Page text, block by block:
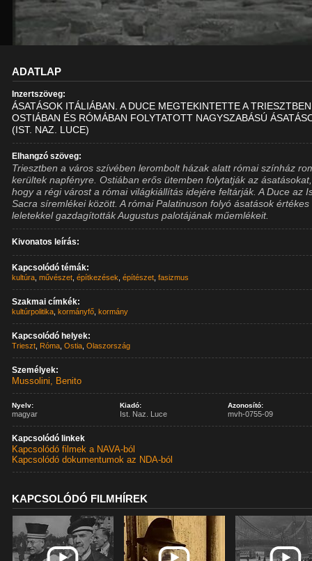
ADATLAP
Inzertszöveg:
ÁSATÁSOK ITÁLIÁBAN. A DUCE MEGTEKINTETTE A
OSTIÁBAN ÉS RÓMÁBAN FOLYTATOTT NAGYSZABÁSÚ
(IST. NAZ. LUCE)
Elhangzó szöveg:
Triesztben a város szívében lerombolt házak alatt római színház
kerültek napfényre. Ostiában erős ütemben folytatják az ásatásokat,
hogy a régi várost a római világkiállítás idejére feltárják. A Duce az
Sacra síremlékei között. A római Palatinuson folyó ásatások értékes
leletekkel gazdagították Augustus palotájának műemlékeit.
Kivonatos leírás:
Kapcsolódó témák:
kultúra ,művészet ,építkezések ,építészet ,fasizmus
Szakmai címkék:
kultúrpolitika ,kormányfő ,kormány
Kapcsolódó helyek:
Trieszt Róma ,Ostia ,Olaszország
Személyek:
Mussolini, Benito
Nyelv:
magyar
Kiadó:
Ist. Naz. Luce
Azonosító:
mvh-0755-09
Kapcsolódó linkek
Kapcsolódó filmek a NAVA-ból
Kapcsolódó dokumentumok az NDA-ból
KAPCSOLÓDÓ FILMHÍREK